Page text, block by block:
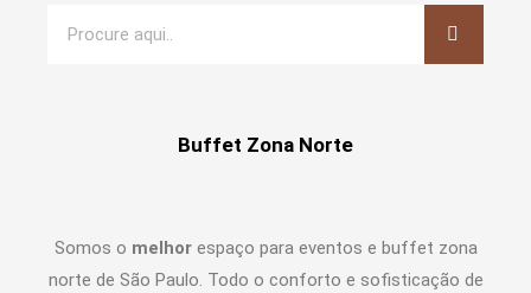
Buffet Zona Norte
Somos o melhorespaço para eventos e buffet zona
norte de São Paulo. Todo o conforto e sofisticação de